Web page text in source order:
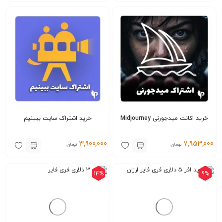
خرید اکانت میدجورنی Midjourney
7,953,000 تومان
خرید اشتراک سایت ببینیم
3,900,000 تومان
9%
14%